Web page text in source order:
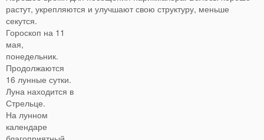
растут, укрепляются и улучшают свою структуру, меньше
секутся.
Гороскоп на 11
мая,
понедельник.
Продолжаются
16 лунные сутки.
Луна находится в
Стрельце.
На лунном
календаре